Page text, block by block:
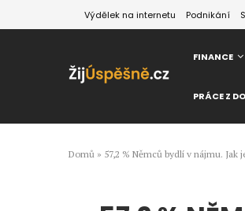
Výdělek na internetu Podnikání
FINANCE
PRÁCE Z
Domů » 57,2 % Němců bydlí v nájmu. Jak